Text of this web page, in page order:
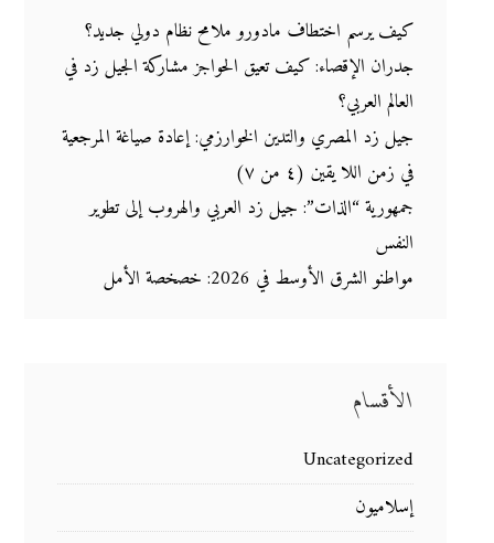
كيف يرسم اختطاف مادورو ملامح نظام دولي جديد؟
جدران الإقصاء: كيف تعيق الحواجز مشاركة الجيل زد في
العالم العربي؟
جيل زد المصري والتدين الخوارزمي: إعادة صياغة المرجعية
في زمن اللا يقين (٤ من ٧)
جمهورية “الذات”: جيل زد العربي والهروب إلى تطوير
النفس
مواطنو الشرق الأوسط في 2026: خصخصة الأمل
الأقسام
Uncategorized
إسلاميون